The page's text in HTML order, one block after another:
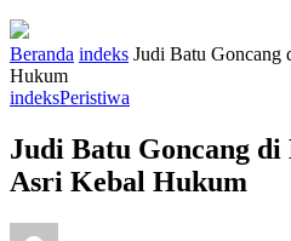
Beranda indeks Judi Batu Goncang
Hukum
indeksPeristiwa
Judi Batu Goncang
Asri Kebal Hukum